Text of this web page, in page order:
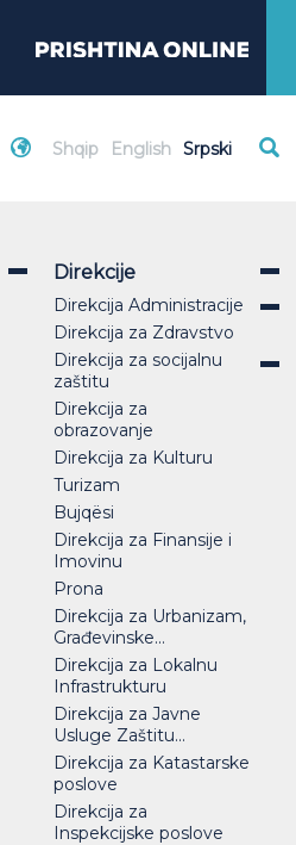
Shqip English Srpski
Direkcije
Direkcija Administracije
Direkcija za Zdravstvo
Direkcija za socijalnu
zaštitu
Direkcija za
obrazovanje
Direkcija za Kulturu
Turizam
Bujqësi
Direkcija za Finansije i
Imovinu
Prona
Direkcija za Urbanizam,
Građevinske...
Direkcija za Lokalnu
Infrastrukturu
Direkcija za Javne
Usluge Zaštitu...
Direkcija za Katastarske
poslove
Direkcija za
Inspekcijske poslove